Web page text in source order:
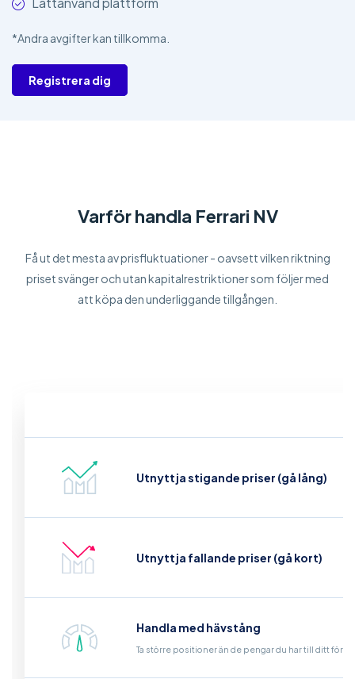
*Andra avgifter kan tillkomma.
Registrera dig
Varför handla Ferrari NV
Få ut det mesta av prisfluktuationer - oavsett vilken riktning
priset svänger och utan kapitalrestriktioner som följer med
att köpa den underliggande tillgången.
Utnyttja stigande priser (gå lång)
Utnyttja fallande priser (gå kort)
Handla med hävstång
Ta större positioner än de pengar du har till ditt